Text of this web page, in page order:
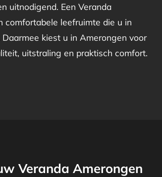
uitnodigend. Een Veranda
comfortabele leefruimte die u in
kiest u in Amerongen voor
uitstraling en praktisch comfort.
Veranda Amerongen